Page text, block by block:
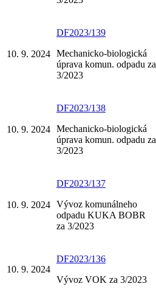
10. 9. 2024
DF2023/139
Mechanicko-biologická
úprava komun. odpadu za
3/2023
10. 9. 2024
DF2023/138
Mechanicko-biologická
úprava komun. odpadu za
3/2023
10. 9. 2024
DF2023/137
Vývoz komunálneho
odpadu KUKA BOBR
za 3/2023
10. 9. 2024
DF2023/136
Vývoz VOK za 3/2023